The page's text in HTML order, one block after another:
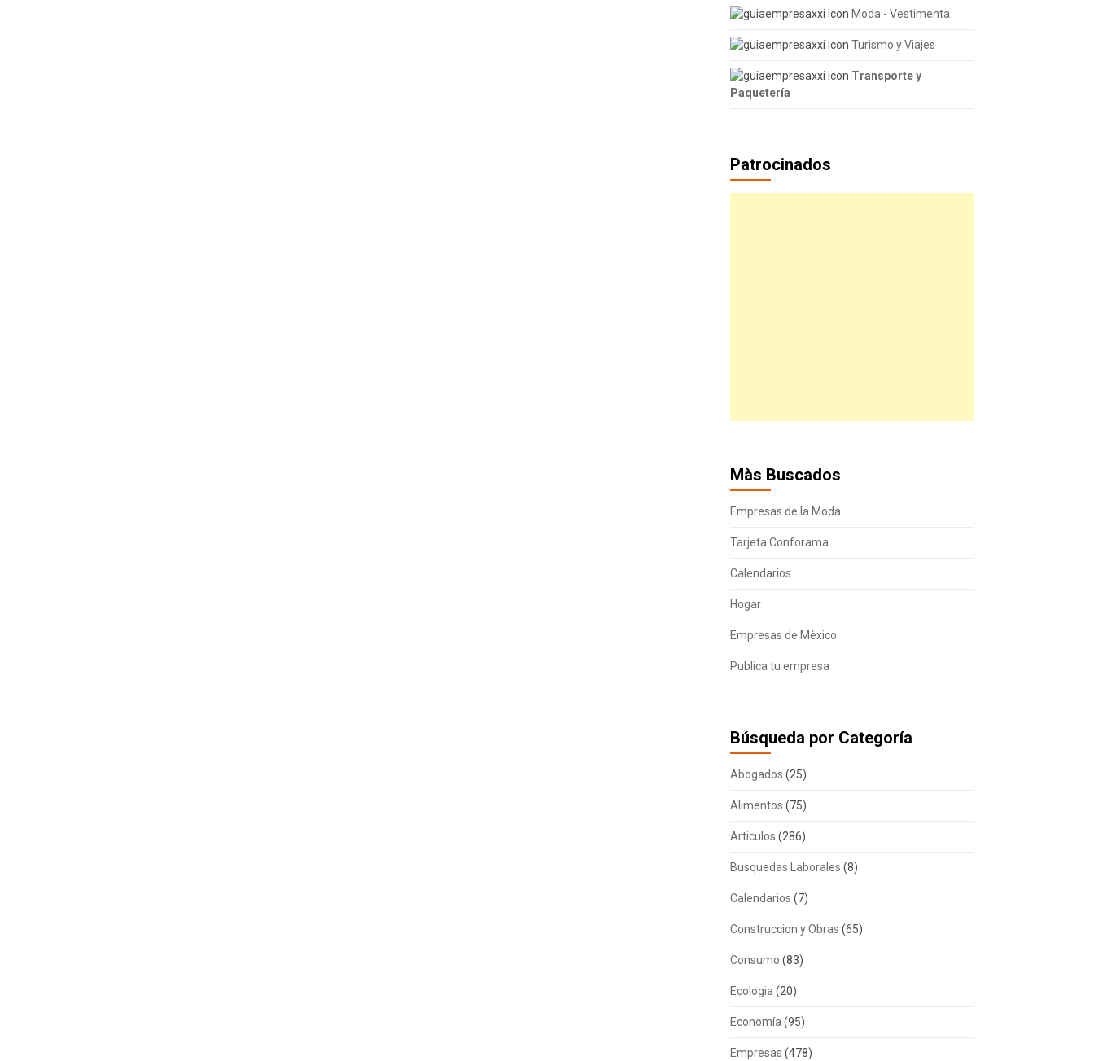
Moda - Vestimenta
Turismo y Viajes
Transporte y
Paquetería
Patrocinados
Màs Buscados
Empresas de la Moda
Tarjeta Conforama
Calendarios
Hogar
Empresas de Mèxico
Publica tu empresa
Búsqueda por Categoría
Abogados (25)
Alimentos (75)
Articulos (286)
Busquedas Laborales (8)
Calendarios (7)
Construccion y Obras (65)
Consumo (83)
Ecologia(20)
Economía(95)
Empresas (478)